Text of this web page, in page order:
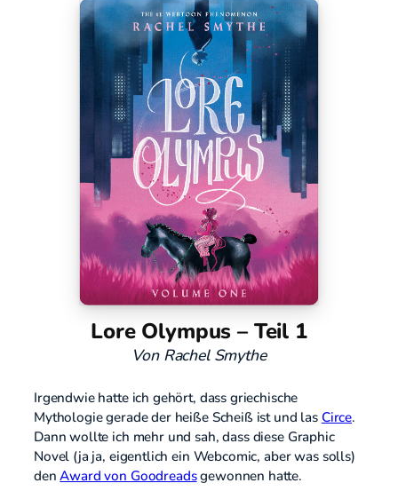
Lore Olympus – Teil 1
Von Rachel Smythe
Irgendwie hatte ich gehört, dass griechische
Mythologie gerade der heiße Scheiß ist und las Circe.
Dann wollte ich mehr und sah, dass diese Graphic
Novel (ja ja, eigentlich ein Webcomic, aber was solls)
denAward von Goodreadsgewonnen hatte.